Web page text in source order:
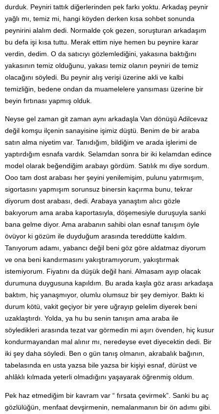
durduk. Peyniri tattık diğerlerinden pek farkı yoktu. Arkadaş peynir
yağlı mı, temiz mi, hangi köyden derken kısa sohbet sonunda
peynirini alalım dedi. Normalde çok gezen, soruşturan arkadaşım
bu defa işi kısa tuttu. Merak ettim niye hemen bu peynire karar
verdin, dedim. O da satıcıyı gözlemlediğini, yakasına baktığını
yakasının temiz olduğunu, yakası temiz olanın peyniri de temiz
olacağını söyledi. Bu peynir alış verişi üzerine akli ve kalbi
temizliğin, bedene ondan da muamelelere yansıması üzerine bir
beyin fırtınası yapmış olduk.
Neyse gel zaman git zaman aynı arkadaşla Van dönüşü Adilcevaz
değil komşu ilçenin sanayisine işimiz düştü. Benim de bir araba
satın alma niyetim var. Tanıdığım, bildiğim ve arada işlerimi de
yaptırdığım esnafa vardık. Selamdan sonra bir iki kelamdan edince
model olarak beğendiğim arabayı gördüm. Satılık mı diye sordum.
Ooo tam dost arabası her şeyini yenilemişim, pulunu yatırmışım,
sigortasını yapmışım sorunsuz binersin kaçırma bunu, tekrar
diyorum dost arabası, dedi. Arabaya yanaştım alıcı gözle
bakıyorum ama araba kaportasıyla, döşemesiyle duruşuyla sanki
bana gelme diyor. Ama arabanın sahibi olan esnaf tanışım öyle
övüyor ki gözüm ile duyduğum arasında tereddütte kaldım.
Tanıyorum adamı, yabancı değil beni göz göre aldatmaz diyorum
ve ona beni kandırmasını yakıştıramıyorum, yakıştırmak
istemiyorum. Fiyatını da düşük değil hani. Almasam ayıp olacak
durumuna duygusuna kapıldım. Bu arada kaşla göz arası arkadaşa
baktım, hiç yanaşmıyor, olumlu olumsuz bir şey demiyor. Baktı ki
durum kötü, vakit geçiyor bir yere uğrayıp gelelim diyerek beni
uzaklaştırdı. Yolda, ya hu bu senin tanışın ama araba ile
söyledikleri arasında tezat var görmedin mi aşırı övenden, hiç kusur
kondurmayandan mal alınır mı, neredeyse evet diyecektin dedi. Bir
iki şey daha söyledi. Ben o gün tanış olmanın, akrabalık bağının,
tabelasında en usta yazsa bile yazsa bir kişiyi esnaf, dürüst ve
ahlâklı kılmada yeterli olmadığını yaşayarak öğrenmiş oldum.
Pek haz etmediğim bir kavram var “ fırsata çevirmek”. Sanki bu aç
gözlülüğün, menfaat devşirmenin, nemalanmanın bir ön adımı gibi.